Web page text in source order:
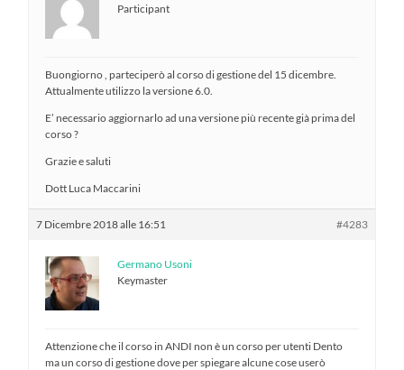
Participant
Buongiorno , parteciperò al corso di gestione del 15 dicembre.
Attualmente utilizzo la versione 6.0.
E’ necessario aggiornarlo ad una versione più recente già prima del
corso ?
Grazie e saluti
Dott Luca Maccarini
7 Dicembre 2018 alle 16:51 #4283
Germano Usoni
Keymaster
Attenzione che il corso in ANDI non è un corso per utenti Dento
ma un corso di gestione dove per spiegare alcune cose userò